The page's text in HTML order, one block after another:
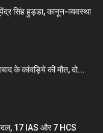
सिंह हुड्डा, कानून-व्यवस्था
के कांवड़िये की मौत, दो...
17 IAS और 7 HCS